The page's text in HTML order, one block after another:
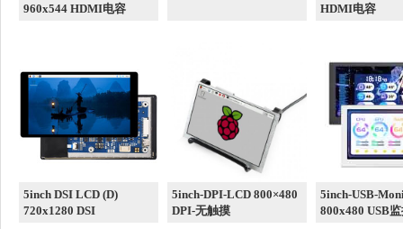
960x544 HDMI电容
HDMI电容
5inch DSI LCD (D)
720x1280 DSI
5inch-DPI-LCD 800×480
DPI-无触摸
5inch-USB-
800x480 USB